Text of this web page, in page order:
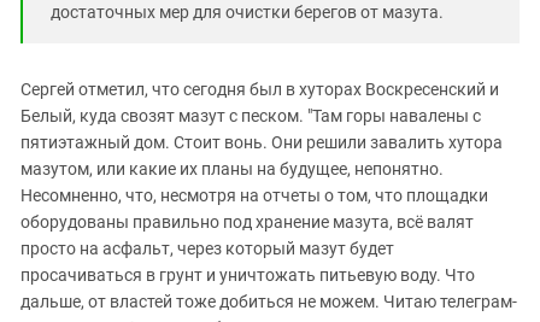
достаточных мер для очистки берегов от мазута.
Сергей отметил, что сегодня был в хуторах Воскресенский и
Белый, куда свозят мазут с песком. "Там горы навалены с
пятиэтажный дом. Стоит вонь. Они решили завалить хутора
мазутом, или какие их планы на будущее, непонятно.
Несомненно, что, несмотря на отчеты о том, что площадки
оборудованы правильно под хранение мазута, всё валят
просто на асфальт, через который мазут будет
просачиваться в грунт и уничтожать питьевую воду. Что
дальше, от властей тоже добиться не можем. Читаю телеграм-